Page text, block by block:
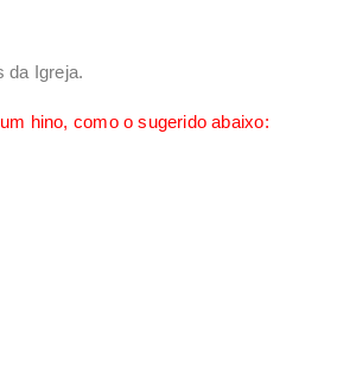
da Igreja.
hino, como o sugerido abaixo: